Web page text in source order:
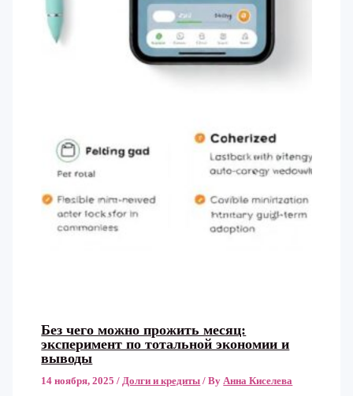
Без чего можно прожить месяц:
эксперимент по тотальной экономии и
выводы
14 ноября, 2025/ Долги и кредиты / By Анна Киселева